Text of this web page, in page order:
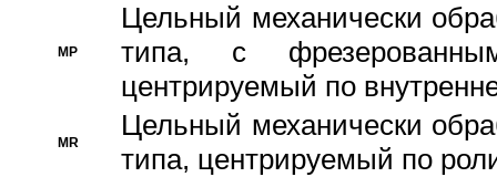
MP
Цельный механически
типа, с
центрируемый по
MR
Цельный механически
типа, центрируемый по